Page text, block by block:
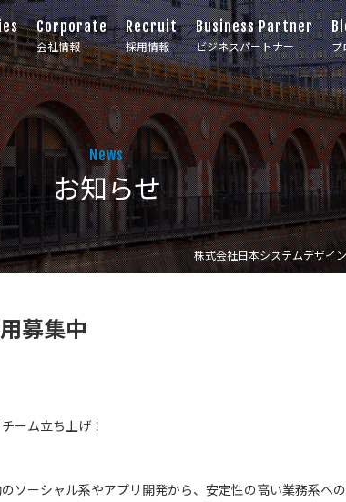
Corporate
会社情報
Recruit
採用情報
Business Partner
ビジネスパートナー ブ
News
お知らせ
株式会社日本システムデザイン
募集中
ーム立ち上げ！
ソーシャル系やアプリ開発から、安定性の高い業務系へ